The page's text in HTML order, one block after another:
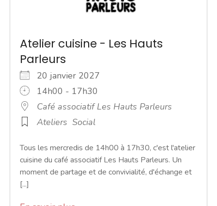
Atelier cuisine - Les Hauts
Parleurs
20 janvier 2027
14h00 - 17h30
Café associatif Les Hauts Parleurs
Ateliers Social
Tous les mercredis de 14h00 à 17h30, c'est l'atelier
cuisine du café associatif Les Hauts Parleurs. Un
moment de partage et de convivialité, d'échange et
[...]